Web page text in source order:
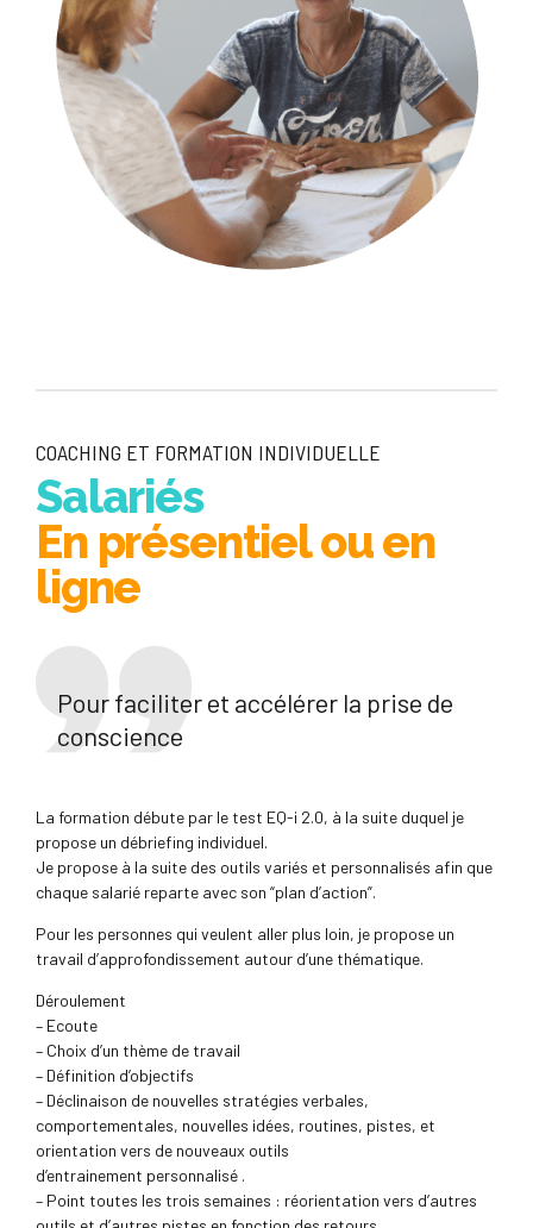
COACHING ET FORMATION INDIVIDUELLE
Salariés
En présentiel ou en
ligne
Pour faciliter et accélérer la prise de
conscience
La formation débute par le test EQ-i 2.0, à la suite duquel je
propose un débriefing individuel.
Je propose à la suite des outils variés et personnalisés afin que
chaque salarié reparte avec son “plan d’action”.
Pour les personnes qui veulent aller plus loin, je propose un
travail d’approfondissement autour d’une thématique.
Déroulement
– Ecoute
– Choix d’un thème de travail
– Définition d’objectifs
– Déclinaison de nouvelles stratégies verbales,
comportementales, nouvelles idées, routines, pistes, et
orientation vers de nouveaux outils
d’entrainement personnalisé .
– Point toutes les trois semaines : réorientation vers d’autres